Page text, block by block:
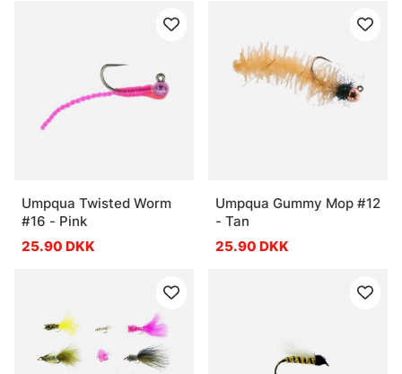
Umpqua Twisted Worm
#16 - Pink
25.90 DKK
Umpqua Gummy Mop #12
- Tan
25.90 DKK